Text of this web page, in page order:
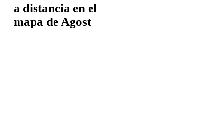
a distancia en el
mapa de Agost